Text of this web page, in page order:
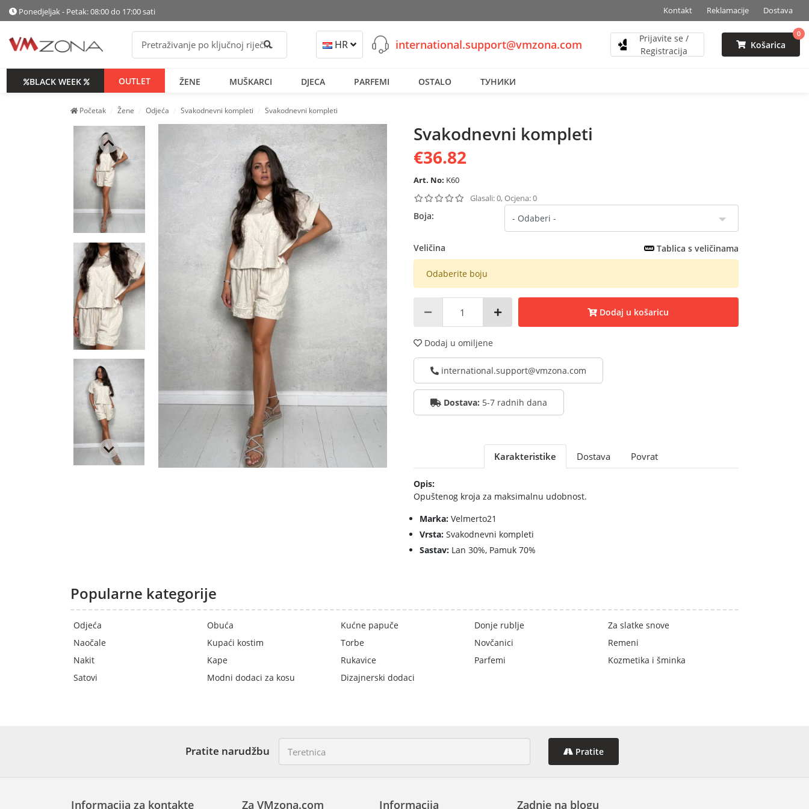
Ponedjeljak - Petak: 08:00 do 17:00 sati Kontakt Reklamacije Dostava
Pretraži HR international.support@vmzona.com
Prijavite se /
Registracija
Košarica
0
BLACK WEEK OUTLET ŽENE MUŠKARCI DJECA PARFEMI OSTALO ТУНИКИ
Početak Žene Odjeća Svakodnevni kompleti Svakodnevni kompleti
Svakodnevni kompleti
€36.82
Art. No: K60
Glasali: 0, Ocjena: 0
Boja:
Veličina Tablica s veličinama
Odaberite boju
Dodaj u košaricu
Dodaj u omiljene
international.support@vmzona.com
Dostava: 5-7 radnih dana
Karakteristike Dostava Povrat
Opis:
Opuštenog kroja za maksimalnu udobnost.
Marka: Velmerto21
Vrsta: Svakodnevni kompleti
Sastav: Lan 30%, Pamuk 70%
Popularne kategorije
Odjeća Obuća Kućne papuče Donje rublje
Za slatke snove
Naočale
Kupaći kostim Torbe Novčanici
Remeni
Nakit
Kape Rukavice Parfemi
Kozmetika i šminka
Satovi
Modni dodaci za kosu Dizajnerski dodaci
Pratite narudžbu Pratite
Informacija za kontakte Informacija
Za VMzona.com Zadnje na blogu